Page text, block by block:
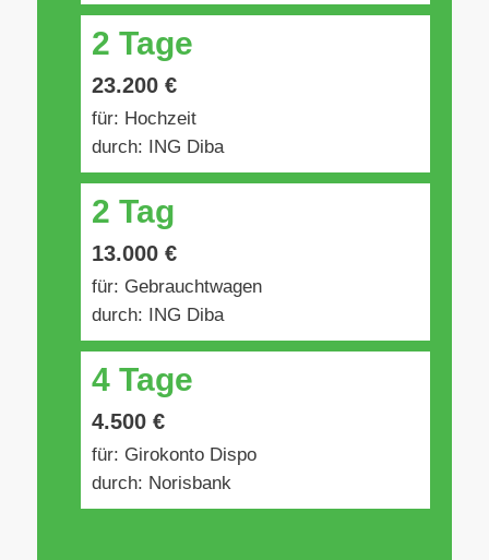
2 Tage
23.200 €
für: Hochzeit
durch: ING Diba
2 Tag
13.000 €
für: Gebrauchtwagen
durch: ING Diba
4 Tage
4.500 €
für: Girokonto Dispo
durch: Norisbank